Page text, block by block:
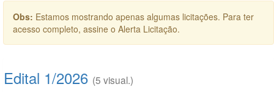
Obs: Estamos mostrando apenas algumas licitações. Para ter
acesso completo, assine o Alerta Licitação.
Edital 1/2026 (5 visual.)